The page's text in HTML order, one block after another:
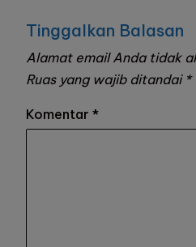
Tinggalkan Balasan
Alamat email Anda tidak
Ruas yang wajib ditandai *
Komentar *